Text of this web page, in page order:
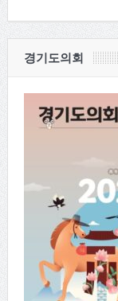
경기도의회